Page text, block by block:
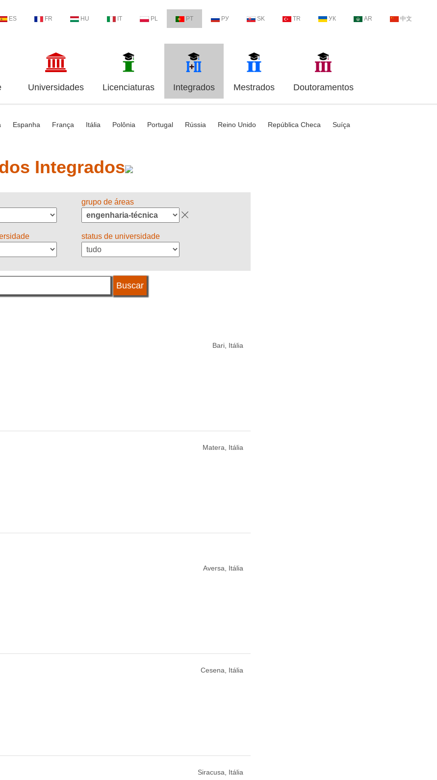
ES FR HU IT PL PT РУ SK TR УК AR 中文
Universidades Licenciaturas Integrados Mestrados Doutoramentos
Espanha França Itália Polônia Portugal Rússia Reino Unido República Checa Suíça
Integrados
grupo de áreas
status de universidade
Bari, Itália
Matera, Itália
Aversa, Itália
Cesena, Itália
Siracusa, Itália